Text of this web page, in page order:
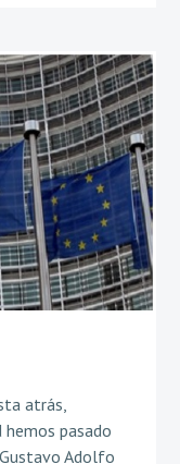
atrás,
pasado
Adolfo